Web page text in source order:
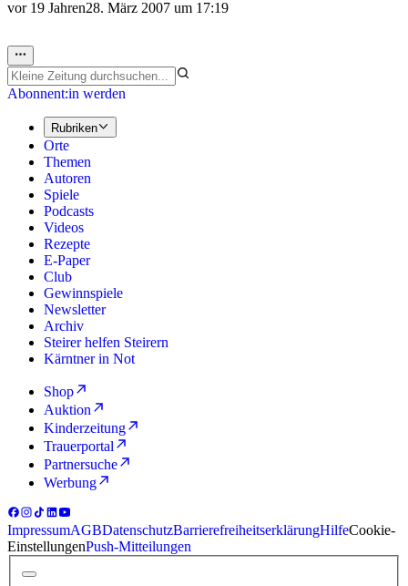
vor 19 Jahren28. März 2007 um 17:19
Abonnent:in werden
Rubriken
Orte
Themen
Autoren
Spiele
Podcasts
Videos
Rezepte
E-Paper
Club
Gewinnspiele
Newsletter
Archiv
Steirer helfen Steirern
Kärntner in Not
Shop
Auktion
Kinderzeitung
Trauerportal
Partnersuche
Werbung
ImpressumAGBDatenschutzBarrierefreiheitserklärungHilfeCookie-
EinstellungenPush-Mitteilungen